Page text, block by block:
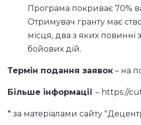
Програма покриває 70%
Отримувач гранту має
місця, два з яких повинні
бойових дій.
Термін подання заявок – на
Більше інформації – https://
* за матеріалами сайту